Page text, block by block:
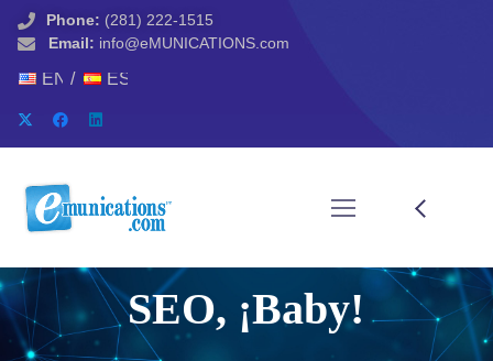
Phone: (281) 222-1515
Email: info@eMUNICATIONS.com
ENGLISHESPAÑOL
SEO, ¡Baby!